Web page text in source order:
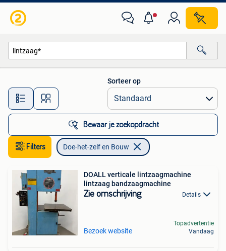
Alle afstanden…
Sorteer op
Bewaar je zoekopdracht
Filters Doe-het-zelf en Bouw
DOALL verticale lintzaagmachine
lintzaag bandzaagmachine
Zie omschrijving Details
Bezoek website
Topadvertentie
Vandaag